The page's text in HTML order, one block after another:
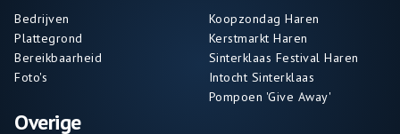
Bedrijven
Plattegrond
Bereikbaarheid
Foto's
Overige
Koopzondag Haren
Kerstmarkt Haren
Sinterklaas Festival Haren
Intocht Sinterklaas
Pompoen 'Give Away'